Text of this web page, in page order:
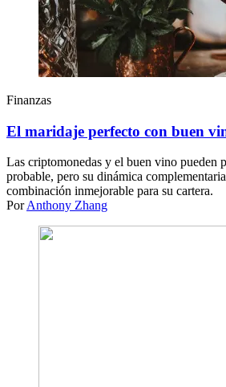
Finanzas
El maridaje perfecto con buen
Las criptomonedas y el buen vino pueden
probable, pero su dinámica
combinación inmejorable para su cartera.
PorAnthony Zhang